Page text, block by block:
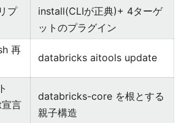
プ
install(CLIが正典)+ 4ターゲ
ットのプラグイン
再
databricks aitools update
言
databricks-core を根とする
親子構造